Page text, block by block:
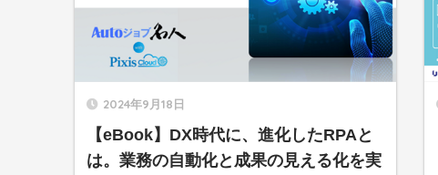
2024年9月18日
【eBook】DX時代に、進化したRPAと
は。業務の自動化と成果の見える化を実